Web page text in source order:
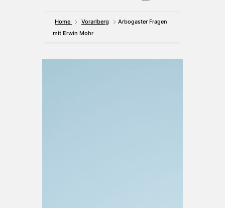
Home Vorarlberg
Arbogaster Fragen
mit Erwin Mohr